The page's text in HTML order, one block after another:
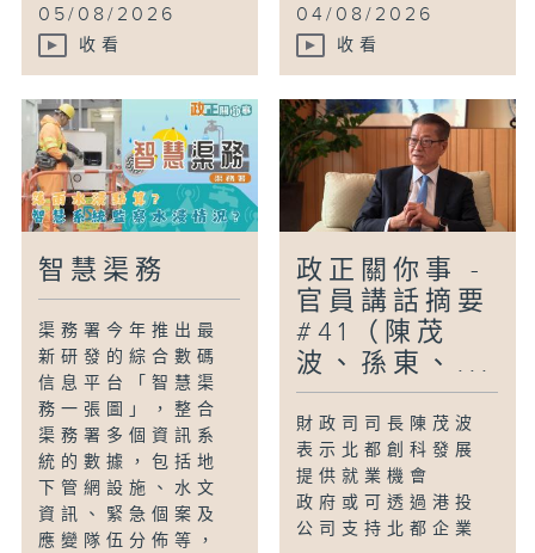
05/08/2026
收看
04/08/2026
收看
智慧渠務
渠務署今年推出最
新研發的綜合數碼
信息平台「智慧渠
務一張圖」，整合
渠務署多個資訊系
統的數據，包括地
下管網設施、水文
資訊、緊急個案及
應變隊伍分佈等，
政正關你事 -
官員講話摘要
#41（陳茂
波、孫東、...
財政司司長陳茂波
表示北都創科發展
提供就業機會
政府或可透過港投
公司支持北都企業